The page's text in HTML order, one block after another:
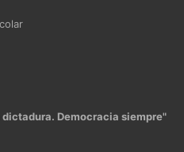
Democracia siempre"